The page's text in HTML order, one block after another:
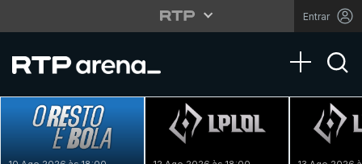
Entrar
Toggle